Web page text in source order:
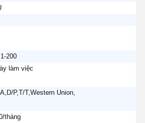
200
làm việc
A,D/P,T/T,Western Union,
tháng